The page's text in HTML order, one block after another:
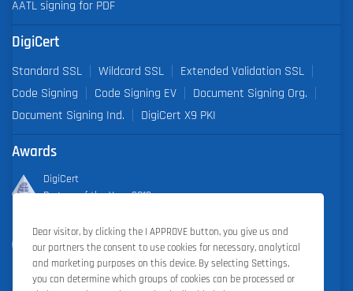
AATL signing for PDF
DigiCert
Standard SSL Wildcard SSL
Extended Validation SSL
Code Signing
Code Signing EV
Document Signing Org.
Document Signing Ind.
DigiCert X9 PKI
Awards
DigiCert
Partner of the Year 2019
Outstanding Sales Performance Award 2018, 2019, 2020, 2021,
2022
Dear visitor, by clicking the I APPROVE button, you give us and
our partners the consent to use cookies for necessary, analytical
and marketing purposes on this device. By selecting Settings,
you can determine which groups of cookies can be processed or